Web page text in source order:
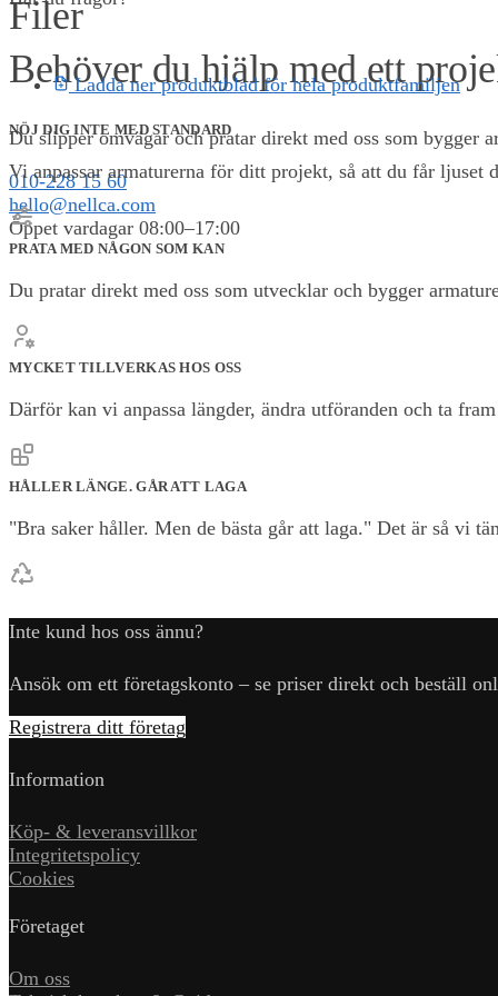
Behöver du hjälp med ett
Du slipper omvägar och pratar direkt med oss som bygger
010-228 15 60
hello@nellca.com
Öppet vardagar 08:00–17:00
0,00KR 0
Filer
Ladda ner produktblad för hela produktfamiljen
NÖJ DIG INTE MED STANDARD
Vi anpassar armaturerna för ditt projekt, så att du får ljuset
PRATA MED NÅGON SOM KAN
Du pratar direkt med oss som utvecklar och bygger
MYCKET TILLVERKAS HOS OSS
Därför kan vi anpassa längder, ändra utföranden och ta
HÅLLER LÄNGE. GÅR ATT LAGA
"Bra saker håller. Men de bästa går att laga." Det är så vi
Inte kund hos oss ännu?
Ansök om ett företagskonto – se priser direkt och beställ
Registrera ditt företag
Information
Köp- & leveransvillkor
Integritetspolicy
Cookies
Företaget
Om oss